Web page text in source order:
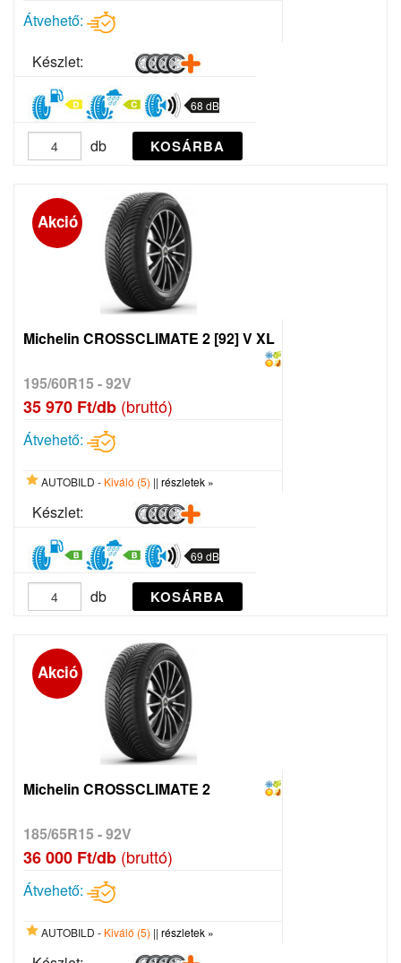
Átvehető:
Készlet:
68 dB
db KOSÁRBA
Akció
Michelin CROSSCLIMATE 2 [92] V XL
195/60R15 - 92V
35 970 Ft/db (bruttó)
Átvehető:
AUTOBILD - Kiváló (5) || részletek »
Készlet:
69 dB
db KOSÁRBA
Akció
Michelin CROSSCLIMATE 2
185/65R15 - 92V
36 000 Ft/db (bruttó)
Átvehető:
AUTOBILD - Kiváló (5) || részletek »